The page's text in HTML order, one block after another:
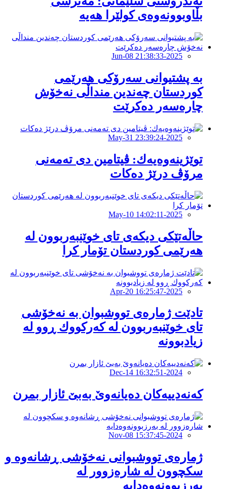
بڵاوبوونەوەی کولێرا هەیە
2025-Jun-08 21:38:33
بە پشتیوانی سەرۆکی هەرێمی
كوردستان چەندین منداڵی نەخۆش
چارەسەر دەكرێت
2025-May-31 23:39:24
توێژینەوەیەك: ڤیتامین دی تەمەنی
مرۆڤ درێژ دەكات
2025-May-10 14:02:11
حاڵەتێكی دیكەی تای خوێنبەربوون لە
هەرێمی كوردستان تۆمار كرا
2025-Apr-20 16:25:47
تادێت ژمارەی تووشبوان بە نەخۆشی
تای خوێنبەربوون لە كەركووك ڕوو لە
زیادبوونە
2024-Dec-14 16:32:51
کەنەدییەکان دەیانەوێ بەبێ ئازار بمرن
2024-Nov-08 15:37:45
ژمارەی تووشبوانی نەخۆشی ڕشانەوە و
سكچوون لە شارەزوور لە
بەرزبوونەوەدایە